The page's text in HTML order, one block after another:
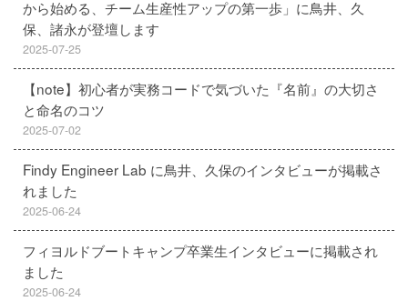
から始める、チーム生産性アップの第一歩」に鳥井、久
保、諸永が登壇します
2025-07-25
【note】初心者が実務コードで気づいた『名前』の大切さ
と命名のコツ
2025-07-02
Findy Engineer Lab に鳥井、久保のインタビューが掲載さ
れました
2025-06-24
フィヨルドブートキャンプ卒業生インタビューに掲載され
ました
2025-06-24